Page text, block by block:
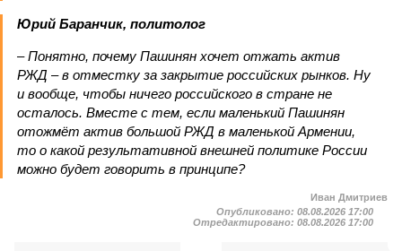
Юрий Баранчик, политолог
– Понятно, почему Пашинян хочет отжать актив
РЖД – в отместку за закрытие российских рынков. Ну
и вообще, чтобы ничего российского в стране не
осталось. Вместе с тем, если маленький Пашинян
отожмёт актив большой РЖД в маленькой Армении,
то о какой результативной внешней политике России
можно будет говорить в принципе?
Иван Дмитриев
Опубликовано: 08.08.2026 17:00
Отредактировано: 08.08.2026 17:00